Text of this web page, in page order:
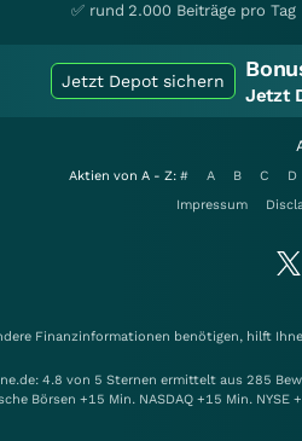
✅ rund 2.000 Beiträge pro Tag
Jetzt Depot sichern
Jetzt
Aktien von A - Z: # A B C D
Impressum
Finanzinformationen benötigen, hilft
4.8 von 5 Sternen ermittelt aus 285
Börsen +15 Min. NASDAQ +15 Min.